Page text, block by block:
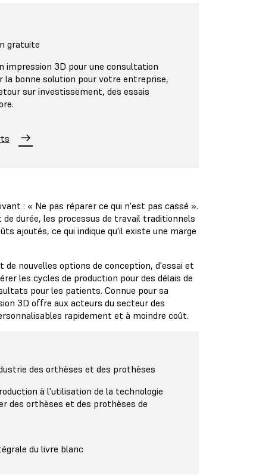
gratuite
impression 3D pour une consultation
la bonne solution pour votre entreprise,
sur investissement, des essais
: « Ne pas réparer ce qui n'est pas cassé ».
durée, les processus de travail traditionnels
ajoutés, ce qui indique qu'il existe une marge
nouvelles options de conception, d'essai et
les cycles de production pour des délais de
pour les patients. Connue pour sa
3D offre aux acteurs du secteur des
rapidement et à moindre coût.
des orthèses et des prothèses
à l'utilisation de la technologie
des orthèses et des prothèses de
du livre blanc